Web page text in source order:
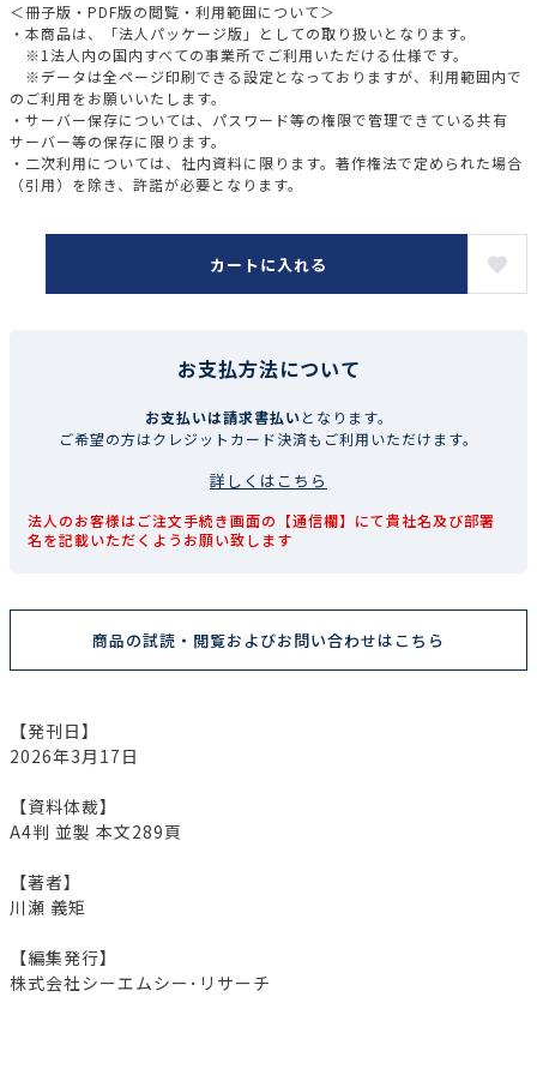
＜冊子版・PDF版の閲覧・利用範囲について＞
・本商品は、「法人パッケージ版」としての取り扱いとなります。
※1法人内の国内すべての事業所でご利用いただける仕様です。
※データは全ページ印刷できる設定となっておりますが、利用範囲内で
のご利用をお願いいたします。
・サーバー保存については、パスワード等の権限で管理できている共有
サーバー等の保存に限ります。
・二次利用については、社内資料に限ります。著作権法で定められた場合
（引用）を除き、許諾が必要となります。
カートに入れる
お支払方法について
お支払いは請求書払いとなります。
ご希望の方はクレジットカード決済もご利用いただけます。
詳しくはこちら
法人のお客様はご注文手続き画面の【通信欄】にて貴社名及び部署
名を記載いただくようお願い致します
商品の試読・閲覧およびお問い合わせはこちら
【発刊日】
2026年3月17日
【資料体裁】
A4判 並製 本文289頁
【著者】
川瀬 義矩
【編集発行】
株式会社シーエムシー･リサーチ